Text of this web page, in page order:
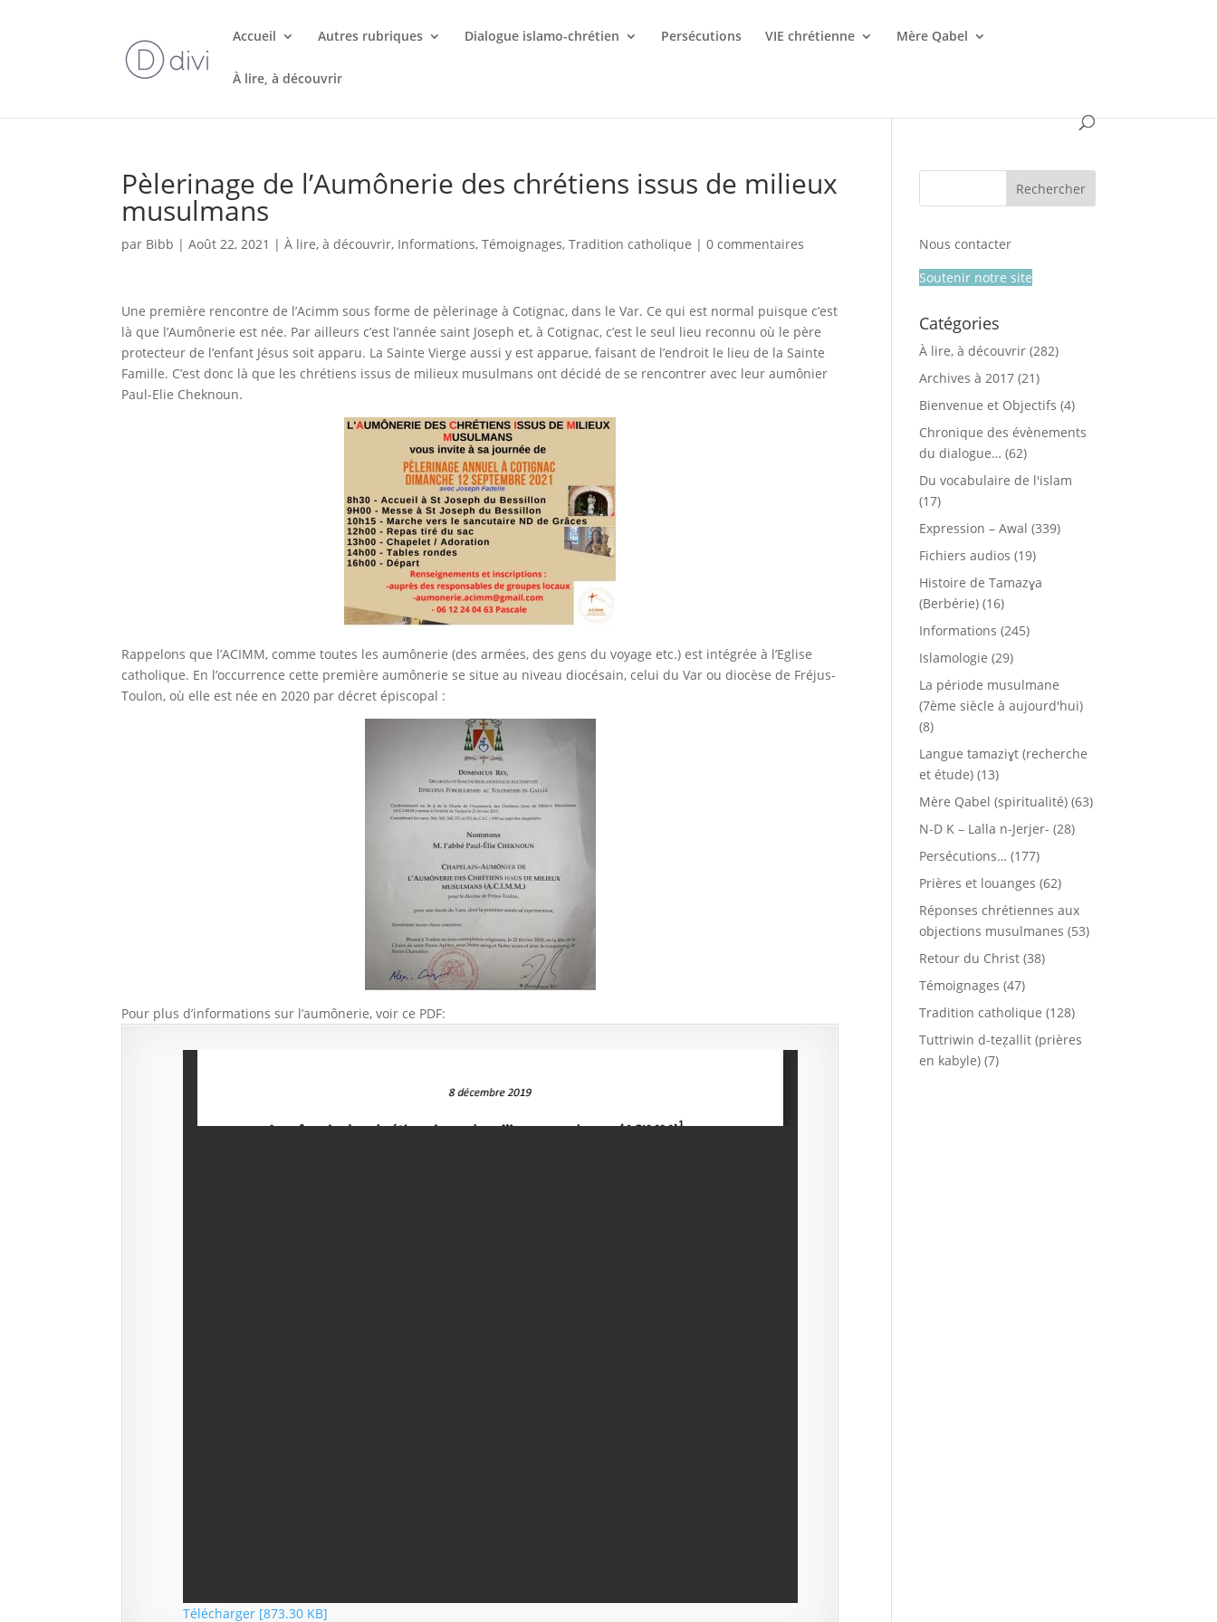
Accueil Autres rubriques Dialogue islamo-chrétien Persécutions VIE chrétienne Mère Qabel
À lire, à découvrir
Pèlerinage de l’Aumônerie des chrétiens issus de milieux
musulmans
par Bibb |Août 22, 2021 |À lire, à découvrir, Informations,Témoignages,Tradition catholique |0 commentaires
Une première rencontre de l’Acimm sous forme de pèlerinage à Cotignac, dans le Var. Ce qui est normal puisque c’est
là que l’Aumônerie est née. Par ailleurs c’est l’année saint Joseph et, à Cotignac, c’est le seul lieu reconnu où le père
protecteur de l’enfant Jésus soit apparu. La Sainte Vierge aussi y est apparue, faisant de l’endroit le lieu de la Sainte
Famille. C’est donc là que les chrétiens issus de milieux musulmans ont décidé de se rencontrer avec leur aumônier
Paul-Elie Cheknoun.
Rappelons que l’ACIMM, comme toutes les aumônerie (des armées, des gens du voyage etc.) est intégrée à l’Eglise
catholique. En l’occurrence cette première aumônerie se situe au niveau diocésain, celui du Var ou diocèse de Fréjus-
Toulon, où elle est née en 2020 par décret épiscopal :
Pour plus d’informations sur l’aumônerie, voir ce PDF:
Télécharger [873.30 KB]
Nous contacter
Soutenir notre site
Catégories
À lire, à découvrir (282)
Archives à 2017 (21)
Bienvenue et Objectifs (4)
Chronique des évènements
du dialogue… (62)
Du vocabulaire de l'islam
(17)
Expression – Awal (339)
Fichiers audios (19)
Histoire de Tamazɣa
(Berbérie) (16)
Informations (245)
Islamologie (29)
La période musulmane
(7ème siècle à aujourd'hui)
(8)
Langue tamaziɣt (recherche
et étude) (13)
Mère Qabel (spiritualité) (63)
N-D K – Lalla n-Jerjer- (28)
Persécutions… (177)
Prières et louanges (62)
Réponses chrétiennes aux
objections musulmanes (53)
Retour du Christ (38)
Témoignages (47)
Tradition catholique (128)
Tuttriwin d-teẓallit (prières
en kabyle) (7)